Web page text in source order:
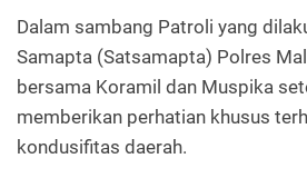
Dalam sambang Patroli yang
Samapta (Satsamapta) Polres
bersama Koramil dan Muspika
memberikan perhatian khusus
kondusifitas daerah.